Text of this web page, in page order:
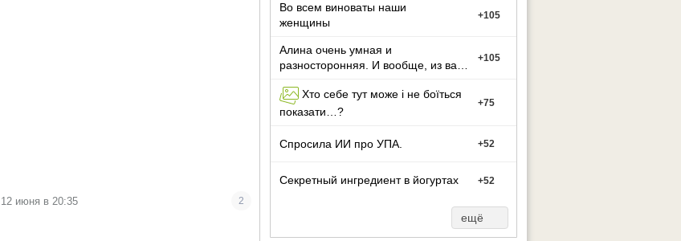
12 июня в 20:35 2
Во всем виноваты наши
женщины
+105
Алина очень умная и
разносторонняя. И вообще, из вас
+105
Хто себе тут може і не боїться
показати…?
+75
Спросила ИИ про УПА. +52
Секретный ингредиент в йогуртах +52
ещё